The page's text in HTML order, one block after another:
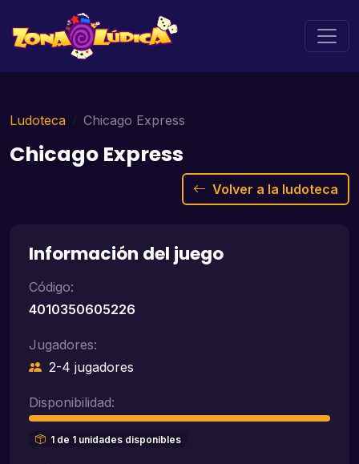
Ludoteca Chicago Express
Chicago Express
Volver a la ludoteca
Información del juego
Código:
4010350605226
Jugadores:
2-4 jugadores
Disponibilidad:
1 de 1 unidades disponibles